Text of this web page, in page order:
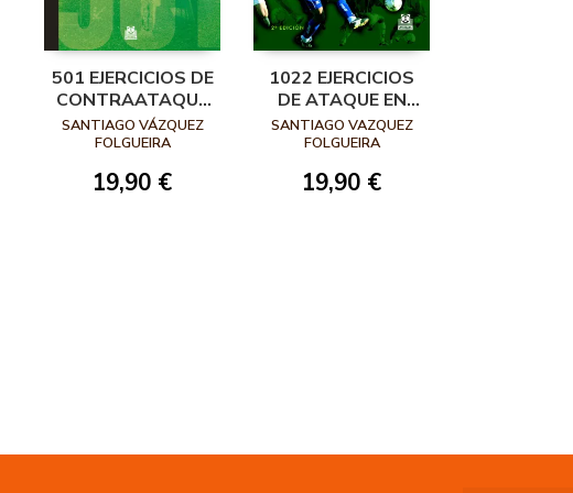
501 EJERCICIOS DE
CONTRAATAQUE
EN FÚTBOL
SANTIAGO VÁZQUEZ
FOLGUEIRA
19,90 €
1022 EJERCICIOS
DE ATAQUE EN
FÚTBOL
SANTIAGO VAZQUEZ
FOLGUEIRA
19,90 €